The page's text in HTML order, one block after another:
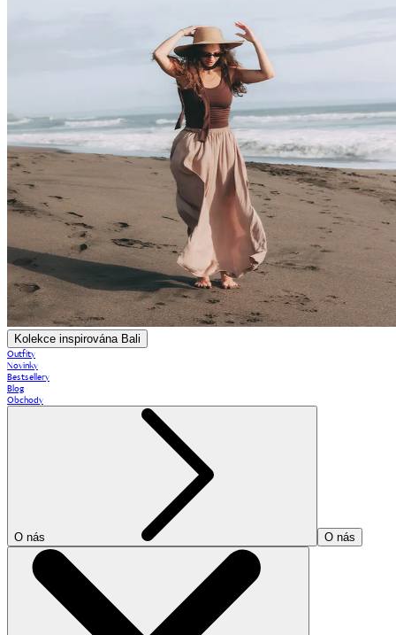
Kolekce inspirována Bali
Outfity
Novinky
Bestsellery
Blog
Obchody
O nás O nás